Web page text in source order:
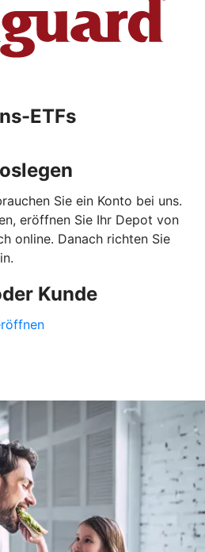
ETFs
Sie ein Konto bei uns.
eröffnen Sie Ihr Depot von
online. Danach richten Sie
Kunde